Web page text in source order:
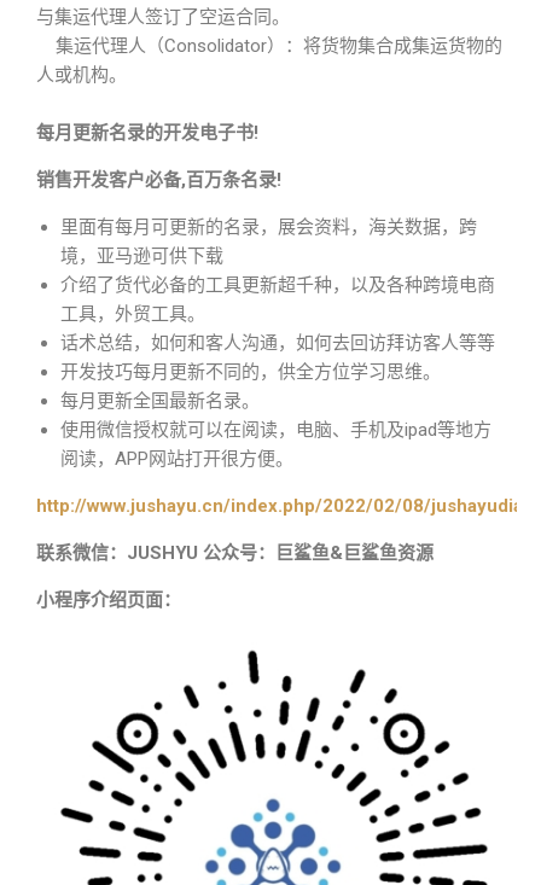
与集运代理人签订了空运合同。
集运代理人（Consolidator）：将货物集合成集运货物的
人或机构。
每月更新名录的开发电子书!
销售开发客户必备,百万条名录!
里面有每月可更新的名录，展会资料，海关数据，跨
境，亚马逊可供下载
介绍了货代必备的工具更新超千种，以及各种跨境电商
工具，外贸工具。
话术总结，如何和客人沟通，如何去回访拜访客人等等
开发技巧每月更新不同的，供全方位学习思维。
每月更新全国最新名录。
使用微信授权就可以在阅读，电脑、手机及ipad等地方
阅读，APP网站打开很方便。
http://www.jushayu.cn/index.php/2022/02/08/
联系微信：JUSHYU 公众号：巨鲨鱼&巨鲨鱼资源
小程序介绍页面：